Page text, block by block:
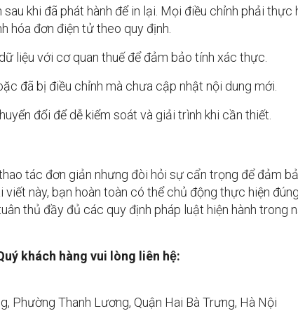
khi đã phát hành để in lại. Mọi điều chỉnh phải thực
hóa đơn điện tử theo quy định.
liệu với cơ quan thuế để đảm bảo tính xác thực.
đã bị điều chỉnh mà chưa cập nhật nội dung mới.
đổi để dễ kiểm soát và giải trình khi cần thiết.
tác đơn giản nhưng đòi hỏi sự cẩn trọng để đảm
này, bạn hoàn toàn có thể chủ động thực hiện đúng
thủ đầy đủ các quy định pháp luật hiện hành trong
khách hàng vui lòng liên hệ:
Phường Thanh Lương, Quận Hai Bà Trưng, Hà Nội